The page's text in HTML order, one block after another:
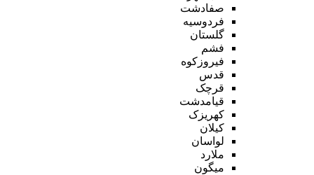
صفادشت
فردوسیه
گلستان
فشم
فیروزکوه
قدس
قرچک
قیامدشت
کهریزک
کیلان
لواسان
ملارد
میگون